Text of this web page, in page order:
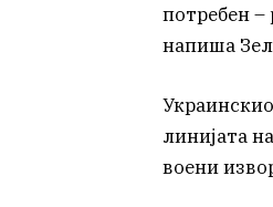
потребен –
напиша
линијата
воени